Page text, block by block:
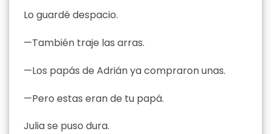
Lo guardé despacio.
—También traje las arras.
—Los papás de Adrián ya compraron unas.
—Pero estas eran de tu papá.
Julia se puso dura.